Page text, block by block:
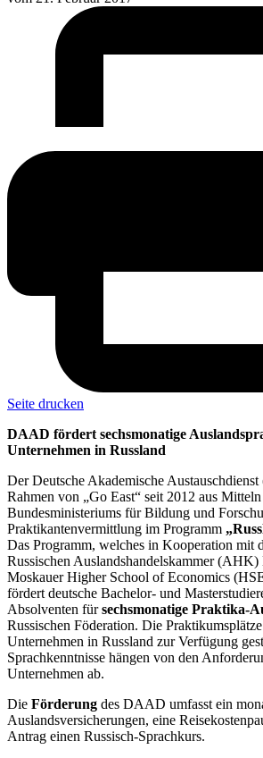
Seite drucken
DAAD fördert sechsmonatige
Unternehmen in Russland
Der Deutsche Akademische
Rahmen von „Go East“ seit 2012 aus Mitteln
Bundesministeriums für Bildung und
Praktikantenvermittlung im Programm
Das Programm, welches in Kooperation mit
Russischen Auslandshandelskammer
Moskauer Higher School of Economics
fördert deutsche Bachelor- und
Absolventen fürsechsmonatige Praktika-
Russischen Föderation. Die
Unternehmen in Russland zur Verfügung
Sprachkenntnisse hängen von den
Unternehmen ab.
Die Förderung des DAAD umfasst ein
Auslandsversicherungen, eine
Antrag einen Russisch-Sprachkurs.